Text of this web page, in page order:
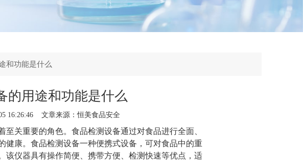
和功能是什么
的用途和功能是什么
16:26:46 文章来源：恒美食品安全
至关重要的角色。食品检测设备通过对食品进行全面、
健康。食品检测设备一种便携式设备，可对食品中的重
该仪器具有操作简便、携带方便、检测快速等优点，适